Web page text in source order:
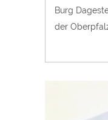
Burg
der